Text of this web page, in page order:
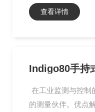
查看详情
Indigo80手持
在工业监测与控制
的测量伙伴。优点